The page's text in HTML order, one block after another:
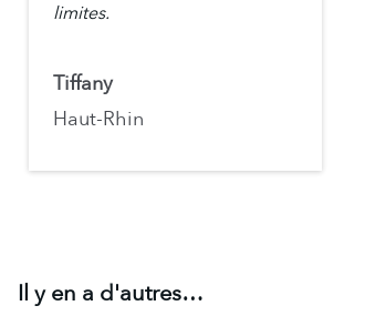
limites.
Tiffany
Haut-Rhin
Il y en a d'autres…